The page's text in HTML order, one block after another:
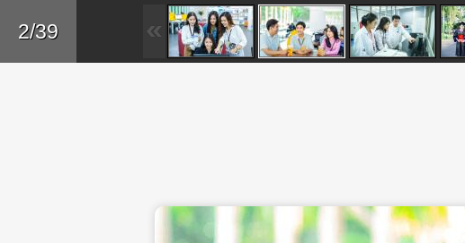
2/39 Trở lại